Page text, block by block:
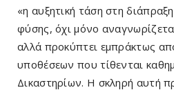
«η αυξητική τάση στη
φύσης, όχι μόνο
αλλά προκύπτει εμπράκτως
υποθέσεων που τίθενται
Δικαστηρίων. Η σκληρή αυτή